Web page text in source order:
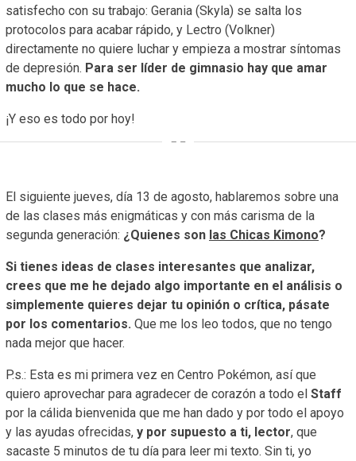
satisfecho con su trabajo: Gerania (Skyla) se salta los
protocolos para acabar rápido, y Lectro (Volkner)
directamente no quiere luchar y empieza a mostrar síntomas
de depresión. Para ser líder de gimnasio hay que amar
mucho lo que se hace.
¡Y eso es todo por hoy!
El siguiente jueves, día 13 de agosto, hablaremos sobre una
de las clases más enigmáticas y con más carisma de la
segunda generación: ¿Quienes son las Chicas Kimono?
Si tienes ideas de clases interesantes que analizar,
crees que me he dejado algo importante en el análisis o
simplemente quieres dejar tu opinión o crítica, pásate
por los comentarios. Que me los leo todos, que no tengo
nada mejor que hacer.
P.s.: Esta es mi primera vez en Centro Pokémon, así que
quiero aprovechar para agradecer de corazón a todo el Staff
por la cálida bienvenida que me han dado y por todo el apoyo
y las ayudas ofrecidas, y por supuesto a ti, lector, que
sacaste 5 minutos de tu día para leer mi texto. Sin ti, yo